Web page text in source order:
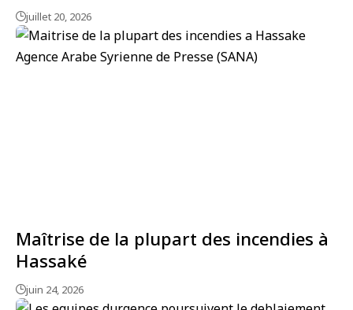
juillet 20, 2026
Maîtrise de la plupart des incendies à
Hassaké
juin 24, 2026